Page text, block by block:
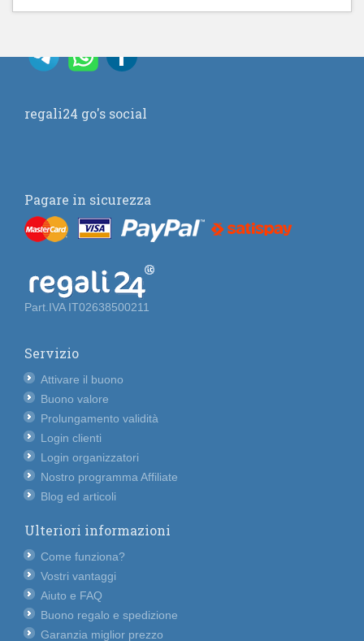
regali24 go's social
Pagare in sicurezza
Part.IVA IT02638500211
Servizio
Attivare il buono
Buono valore
Prolungamento validità
Login clienti
Login organizzatori
Nostro programma Affiliate
Blog ed articoli
Ulteriori informazioni
Come funziona?
Vostri vantaggi
Aiuto e FAQ
Buono regalo e spedizione
Garanzia miglior prezzo